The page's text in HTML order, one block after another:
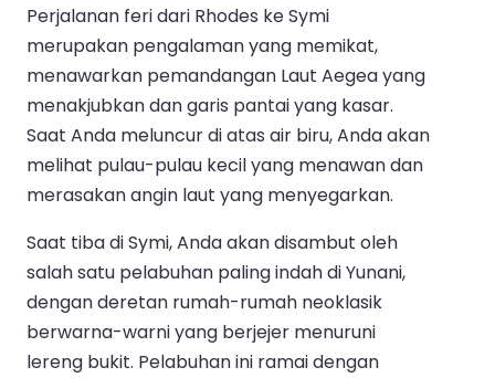
Perjalanan feri dari Rhodes ke Symi
merupakan pengalaman yang memikat,
menawarkan pemandangan Laut Aegea yang
menakjubkan dan garis pantai yang kasar.
Saat Anda meluncur di atas air biru, Anda akan
melihat pulau-pulau kecil yang menawan dan
merasakan angin laut yang menyegarkan.
Saat tiba di Symi, Anda akan disambut oleh
salah satu pelabuhan paling indah di Yunani,
dengan deretan rumah-rumah neoklasik
berwarna-warni yang berjejer menuruni
lereng bukit. Pelabuhan ini ramai dengan